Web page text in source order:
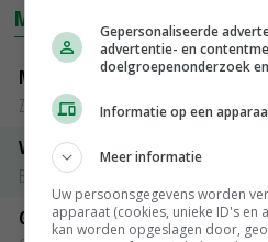
MARKTPRIJZEN
Magere melkpoeder
Zuivel NL
Vleeskuikens 2001-2600 gr
Barneveld
Gerst
Gepersonaliseerde
advertentie- en
doelgroepenonderzoek
Informatie op een
Meer informatie
Uw persoonsgegevens worden
apparaat (cookies, unieke ID's en
kan worden opgeslagen door,